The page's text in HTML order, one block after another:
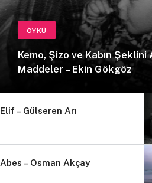
ÖYKÜ
Kemo, Şizo ve Kabın Şeklini
Maddeler – Ekin Gökgöz
Elif – Gülseren Arı
Abes – Osman Akçay